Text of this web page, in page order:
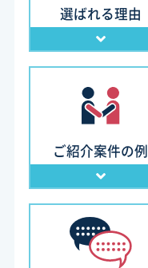
選ばれる理由
ご紹介案件の例